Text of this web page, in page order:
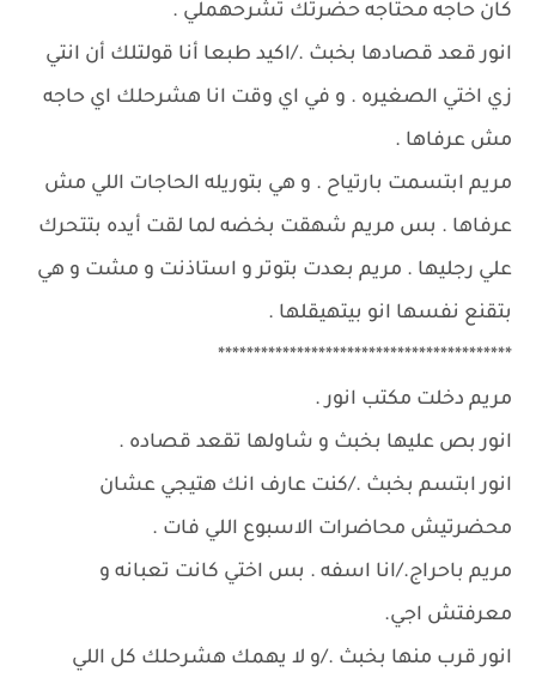
كان حاجه محتاجه حضرتك تشرحهملي .
انور قعد قصادها بخبث ./اكيد طبعا أنا قولتلك أن انتي
زي اختي الصغيره . و في اي وقت انا هشرحلك اي حاجه
مش عرفاها .
مريم ابتسمت بارتياح . و هي بتوريله الحاجات اللي مش
عرفاها . بس مريم شهقت بخضه لما لقت أيده بتتحرك
علي رجليها . مريم بعدت بتوتر و استاذنت و مشت و هي
بتقنع نفسها انو بيتهيقلها .
*****************************************
مريم دخلت مكتب انور .
انور بص عليها بخبث و شاولها تقعد قصاده .
انور ابتسم بخبث ./كنت عارف انك هتيجي عشان
محضرتيش محاضرات الاسبوع اللي فات .
مريم باحراج./انا اسفه . بس اختي كانت تعبانه و
معرفتش اجي.
انور قرب منها بخبث ./و لا يهمك هشرحلك كل اللي